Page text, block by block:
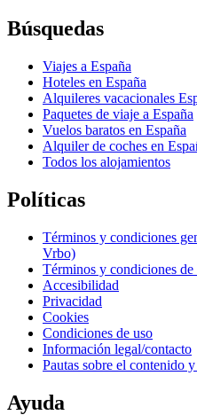
Búsquedas
Viajes a España
Hoteles en España
Alquileres vacacionales
Paquetes de viaje a España
Vuelos baratos en España
Alquiler de coches en
Todos los alojamientos
Políticas
Términos y condiciones
Vrbo)
Términos y condiciones
Accesibilidad
Privacidad
Cookies
Condiciones de uso
Información legal/contacto
Pautas sobre el contenido
Ayuda